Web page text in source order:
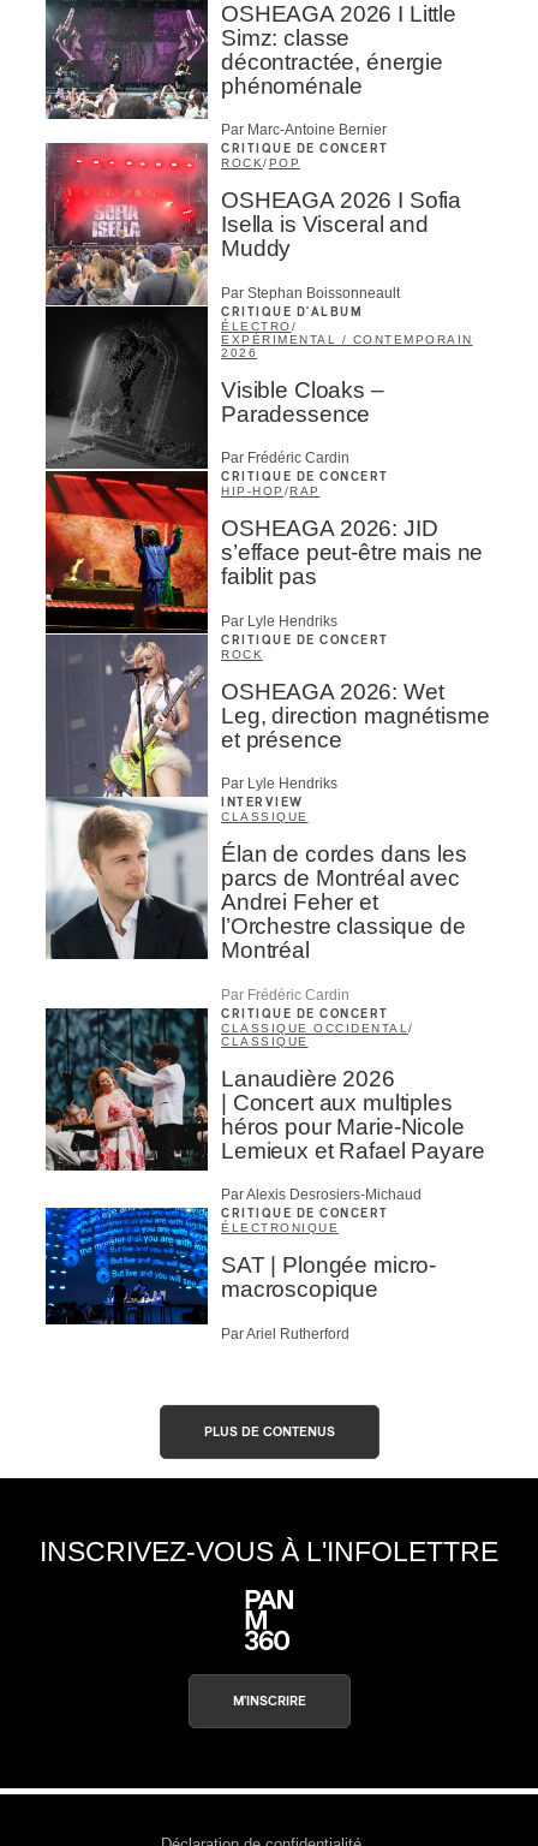
OSHEAGA 2026 I Little
Simz: classe
décontractée, énergie
phénoménale
Par Marc-Antoine Bernier
CRITIQUE DE CONCERT
ROCK/ POP
OSHEAGA 2026 I Sofia
Isella is Visceral and
Muddy
Par Stephan Boissonneault
CRITIQUE D'ALBUM
ÉLECTRO/
EXPÉRIMENTAL / CONTEMPORAIN
2026
Visible Cloaks –
Paradessence
Par Frédéric Cardin
CRITIQUE DE CONCERT
HIP-HOP /RAP
OSHEAGA 2026: JID
s’efface peut-être mais ne
faiblit pas
Par Lyle Hendriks
CRITIQUE DE CONCERT
ROCK
OSHEAGA 2026: Wet
Leg, direction magnétisme
et présence
Par Lyle Hendriks
INTERVIEW
CLASSIQUE
Élan de cordes dans les
parcs de Montréal avec
Andrei Feher et
l’Orchestre classique de
Montréal
Par Frédéric Cardin
CRITIQUE DE CONCERT
CLASSIQUE OCCIDENTAL /
CLASSIQUE
Lanaudière 2026
| Concert aux multiples
héros pour Marie-Nicole
Lemieux et Rafael Payare
Par Alexis Desrosiers-Michaud
CRITIQUE DE CONCERT
ÉLECTRONIQUE
SAT | Plongée micro-
macroscopique
Par Ariel Rutherford
PLUS DE CONTENUS
INSCRIVEZ-VOUS À L'INFOLETTRE
M'INSCRIRE